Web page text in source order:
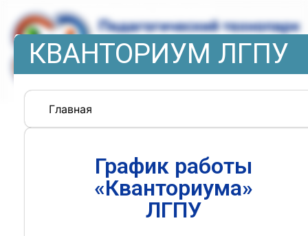
КВАНТОРИУМ ЛГПУ
Главная
График работы
«Кванториума»
ЛГПУ